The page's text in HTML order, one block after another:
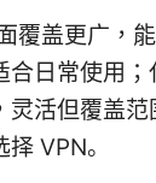
覆盖更广，
合日常使用
灵活但覆盖
VPN。